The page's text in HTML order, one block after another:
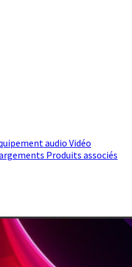
audio Vidéo
Produits associés